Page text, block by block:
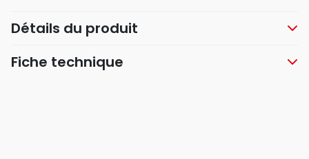
Détails du produit
Fiche technique